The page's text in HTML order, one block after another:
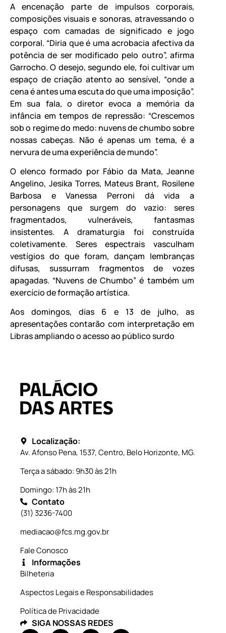
A encenação parte de impulsos corporais,
composições visuais e sonoras, atravessando o
espaço com camadas de significado e jogo
corporal. “Diria que é uma acrobacia afectiva da
potência de ser modificado pelo outro”, afirma
Garrocho. O desejo, segundo ele, foi cultivar um
espaço de criação atento ao sensível, “onde a
cena é antes uma escuta do que uma imposição”.
Em sua fala, o diretor evoca a memória da
infância em tempos de repressão: “Crescemos
sob o regime do medo: nuvens de chumbo sobre
nossas cabeças. Não é apenas um tema, é a
nervura de uma experiência de mundo”.
O elenco formado por Fábio da Mata, Jeanne
Angelino, Jesika Torres, Mateus Brant, Rosilene
Barbosa e Vanessa Perroni dá vida a
personagens que surgem do vazio: seres
fragmentados, vulneráveis, fantasmas
insistentes. A dramaturgia foi construída
coletivamente. Seres espectrais vasculham
vestígios do que foram, dançam lembranças
difusas, sussurram fragmentos de vozes
apagadas. “Nuvens de Chumbo” é também um
exercício de formação artística.
Aos domingos, dias 6 e 13 de julho, as
apresentações contarão com interpretação em
Libras ampliando o acesso ao público surdo
Localização:
Av. Afonso Pena, 1537, Centro, Belo Horizonte, MG.
Terça a sábado: 9h30 às 21h
Domingo: 17h às 21h
Contato
(31) 3236-7400
mediacao@fcs.mg.gov.br
Fale Conosco
Informações
Bilheteria
Aspectos Legais e Responsabilidades
Política de Privacidade
SIGA NOSSAS REDES